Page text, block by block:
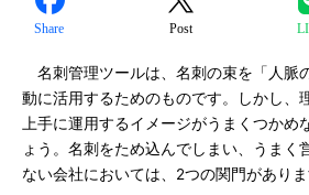
Share Post
名刺管理ツールは、名刺の束を「人脈
動に活用するためのものです。しかし、
上手に運用するイメージがうまくつかめ
ょう。名刺をため込んでしまい、うまく
ない会社においては、2つの関門がありま